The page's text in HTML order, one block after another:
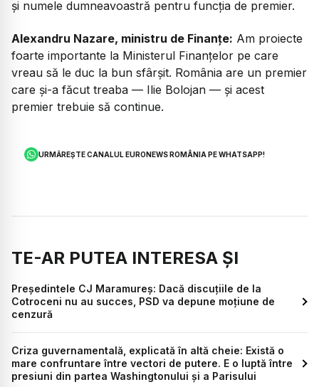
și numele dumneavoastră pentru funcția de premier.
Alexandru Nazare, ministru de Finanțe: Am proiecte
foarte importante la Ministerul Finanțelor pe care
vreau să le duc la bun sfârșit. România are un premier
care și-a făcut treaba — Ilie Bolojan — și acest
premier trebuie să continue.
URMĂREȘTE CANALUL EURONEWS ROMÂNIA PE WHATSAPP!
TE-AR PUTEA INTERESA ȘI
Președintele CJ Maramureș: Dacă discuțiile de la
Cotroceni nu au succes, PSD va depune moțiune de
cenzură
Criza guvernamentală, explicată în altă cheie: Există o
mare confruntare între vectori de putere. E o luptă între
presiuni din partea Washingtonului și a Parisului